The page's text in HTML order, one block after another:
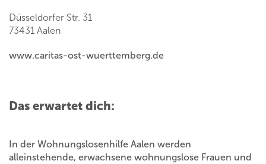
Düsseldorfer Str. 31
73431 Aalen
www.caritas-ost-wuerttemberg.de
Das erwartet dich:
In der Wohnungslosenhilfe Aalen werden
alleinstehende, erwachsene wohnungslose Frauen und